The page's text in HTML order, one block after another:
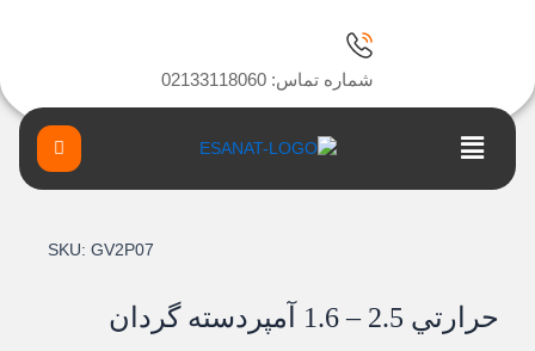
شماره تماس: 02133118060
Main
Menu
SKU: GV2P07
حرارتي 2.5 – 1.6 آمپردسته گردان